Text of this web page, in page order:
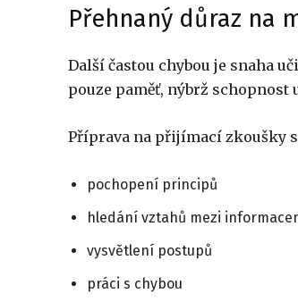
Přehnaný důraz na
Další častou chybou je snaha
pouze paměť, nýbrž
Příprava na přijímací zkoušky
pochopení principů
hledání vztahů mezi
vysvětlení postupů
práci s chybou